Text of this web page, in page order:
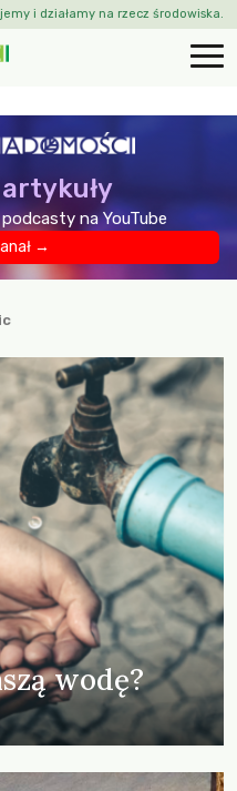
i działamy na rzecz środowiska.
artykuły
na YouTube
→
wodę?